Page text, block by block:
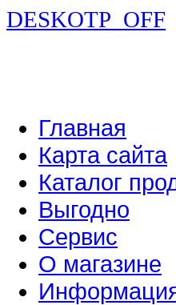
DESKOTP_OFF
Главная
Карта сайта
Каталог
Выгодно
Сервис
О магазине